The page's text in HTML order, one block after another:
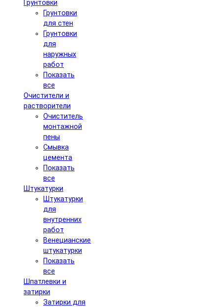
Грунтовки
Грунтовки
для стен
Грунтовки
для
наружных
работ
Показать
все
Очистители и
растворители
Очиститель
монтажной
пены
Смывка
цемента
Показать
все
Штукатурки
Штукатурки
для
внутренних
работ
Венецианские
штукатурки
Показать
все
Шпатлевки и
затирки
Затирки для